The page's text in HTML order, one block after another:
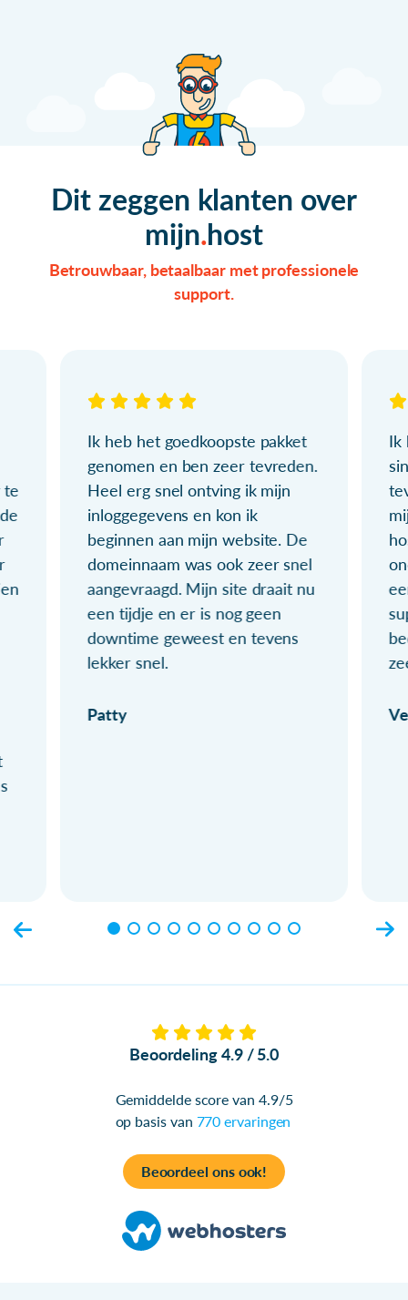
Dit zeggen klanten over
mijn host
Betrouwbaar, betaalbaar met professionele
support.
te
Ik heb het goedkoopste pakket
genomen en ben zeer tevreden.
Heel erg snel ontving ik mijn
inloggegevens en kon ik
beginnen aan mijn website. De
domeinnaam was ook zeer snel
aangevraagd. Mijn site draait nu
een tijdje en er is nog geen
downtime geweest en tevens
lekker snel.
Patty
Ik
Beoordeling 4.9 / 5.0
Gemiddelde score van 4.9/5
op basis van 770 ervaringen
Beoordeel ons ook!